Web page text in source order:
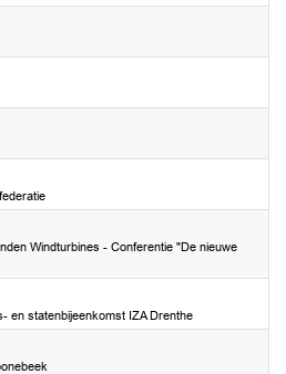
Windturbines - Conferentie "De nieuwe
en statenbijeenkomst IZA Drenthe